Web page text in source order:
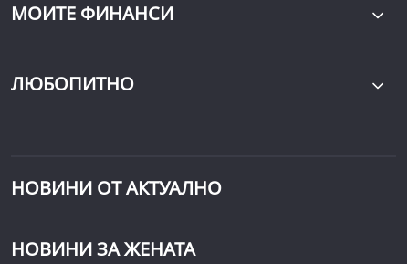
МОИТЕ ФИНАНСИ
ЛЮБОПИТНО
НОВИНИ ОТ АКТУАЛНО
НОВИНИ ЗА ЖЕНАТА